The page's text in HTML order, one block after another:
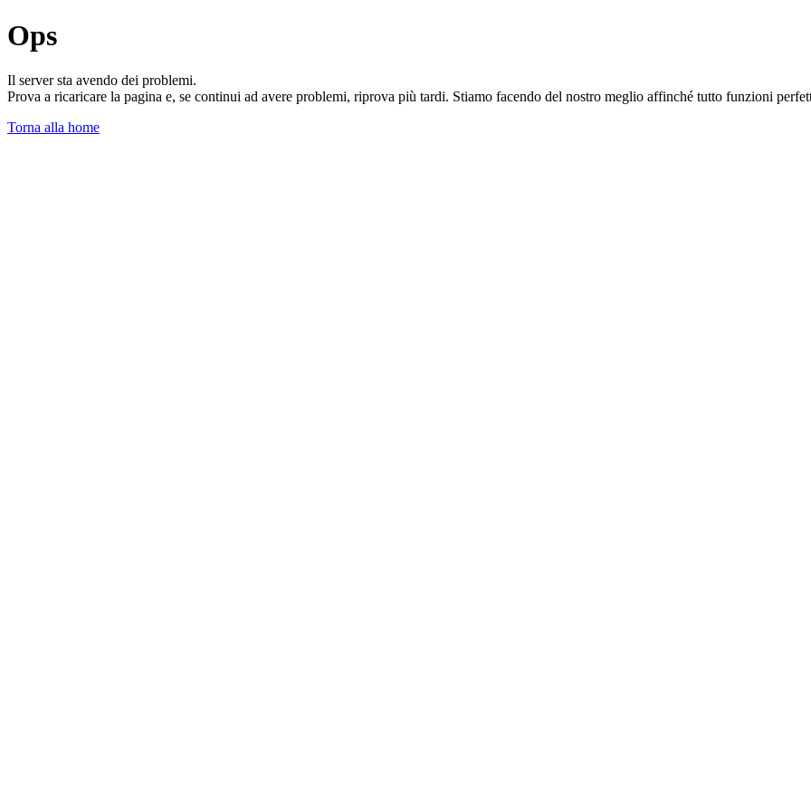
Ops
Il server sta avendo dei problemi.
Prova a ricaricare la pagina e, se continui ad avere problemi, riprova più tardi. Stiamo facendo del nostro meglio affinché tutto funzioni
Torna alla home